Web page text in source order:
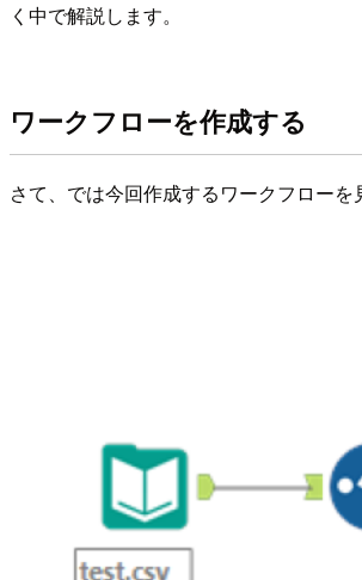
く中で解説します。
ワークフローを作成する
さて、では今回作成するワークフローを